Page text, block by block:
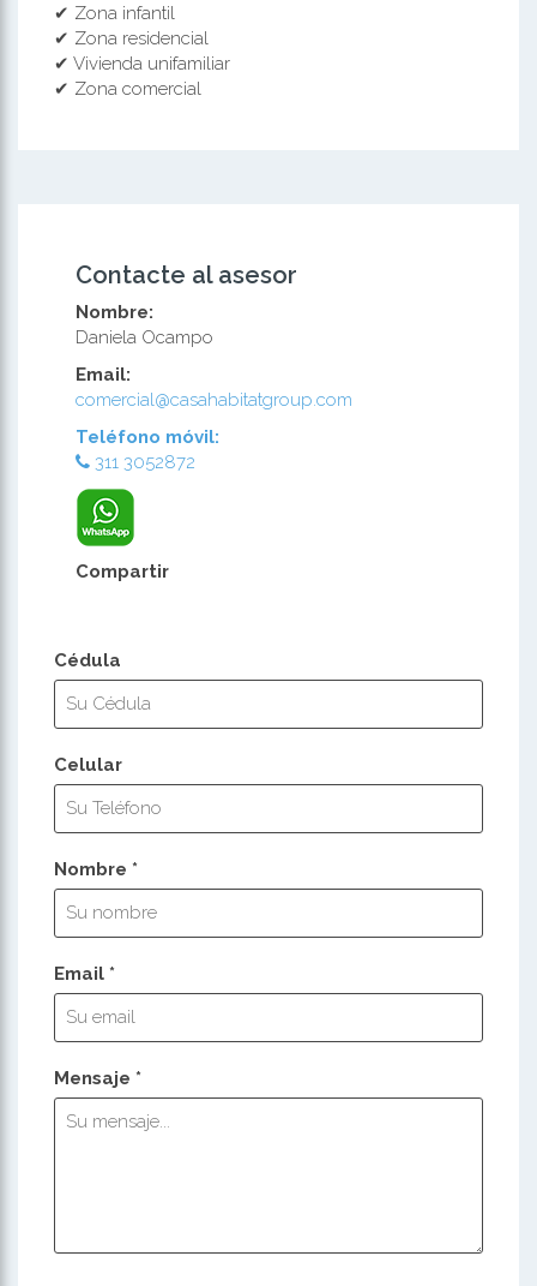
✔ Zona infantil
✔ Zona residencial
✔ Vivienda unifamiliar
✔ Zona comercial
Contacte al asesor
Nombre:
Daniela Ocampo
Email:
comercial@casahabitatgroup.com
Teléfono móvil:
311 3052872
Compartir
Cédula
Celular
Nombre *
Email *
Mensaje *